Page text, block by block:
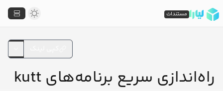
راه‌اندازی سریع برنامه‌های kutt
مستندات